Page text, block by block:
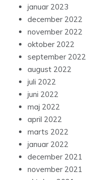
januar 2023
december 2022
november 2022
oktober 2022
september 2022
august 2022
juli 2022
juni 2022
maj 2022
april 2022
marts 2022
januar 2022
december 2021
november 2021